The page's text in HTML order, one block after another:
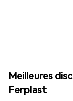
Meilleures
Ferplast